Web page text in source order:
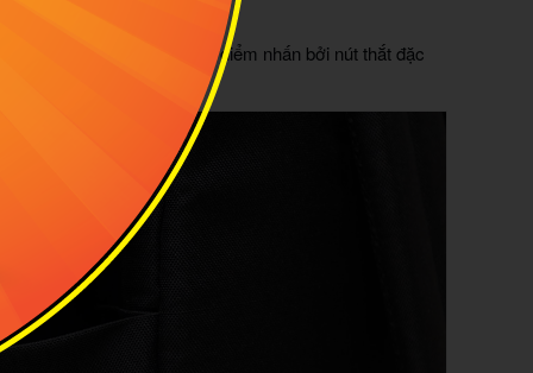
dễ thao tác, đồng thời tạo điểm nhấn bởi nút thắt đặc